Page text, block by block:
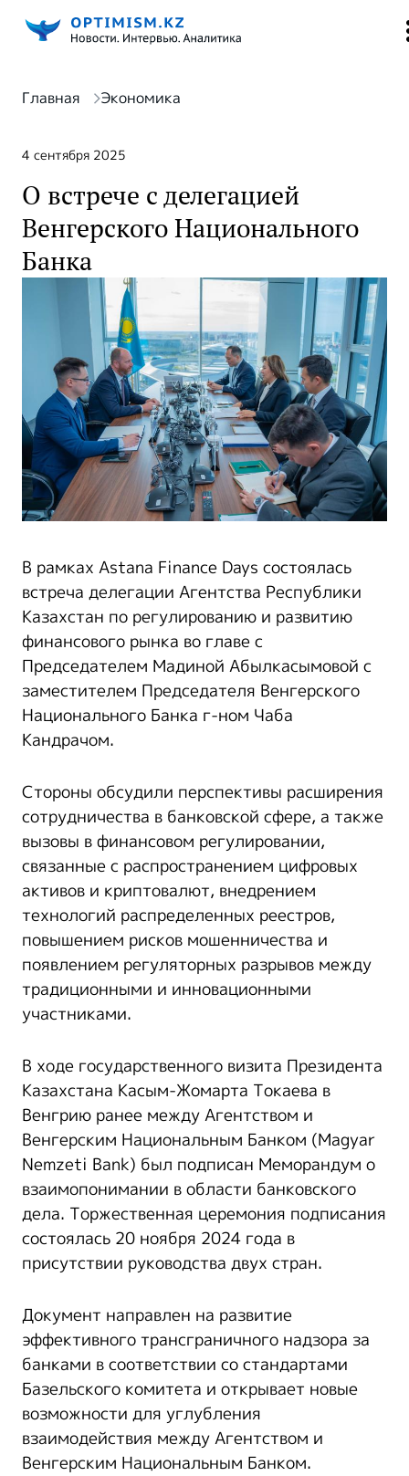
Главная Экономика
4 сентября 2025
О встрече с делегацией
Венгерского Национального
Банка
В рамках Astana Finance Days состоялась
встреча делегации Агентства Республики
Казахстан по регулированию и развитию
финансового рынка во главе с
Председателем Мадиной Абылкасымовой с
заместителем Председателя Венгерского
Национального Банка г-ном Чаба
Кандрачом.
Стороны обсудили перспективы расширения
сотрудничества в банковской сфере, а также
вызовы в финансовом регулировании,
связанные с распространением цифровых
активов и криптовалют, внедрением
технологий распределенных реестров,
повышением рисков мошенничества и
появлением регуляторных разрывов между
традиционными и инновационными
участниками.
В ходе государственного визита Президента
Казахстана Касым-Жомарта Токаева в
Венгрию ранее между Агентством и
Венгерским Национальным Банком (Magyar
Nemzeti Bank) был подписан Меморандум о
взаимопонимании в области банковского
дела. Торжественная церемония подписания
состоялась 20 ноября 2024 года в
присутствии руководства двух стран.
Документ направлен на развитие
эффективного трансграничного надзора за
банками в соответствии со стандартами
Базельского комитета и открывает новые
возможности для углубления
взаимодействия между Агентством и
Венгерским Национальным Банком.